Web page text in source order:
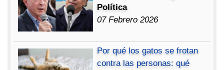
Política
07 Febrero 2026
Por qué los gatos se frotan
contra las personas: qué